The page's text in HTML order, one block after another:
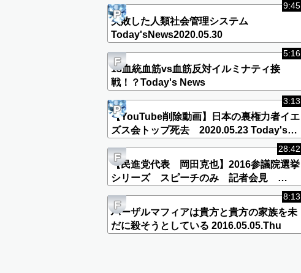
P
9:45
失敗した人類社会管理システム
Today'sNews2020.05.30
F
5:16
13血統血筋vs血筋反対イルミナティ接
戦！？Today's News
P
3:13
【YouTube削除動画】日本の裏権力者イエ
ズス会トップ死去 2020.05.23 Today's
F
28:42
【民進党代表 岡田克也】2016参議院選挙
シリーズ スピーチのみ 記者会見
F
8:13
ハーザルマフィアは貴方と貴方の家族を未
だに殺そうとしている 2016.05.05.Thu